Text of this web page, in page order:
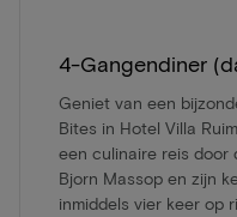
4-Gangendiner
Geniet van een
Bites in Hotel Villa
een culinaire reis door
Bjorn Massop en zijn
inmiddels vier keer op